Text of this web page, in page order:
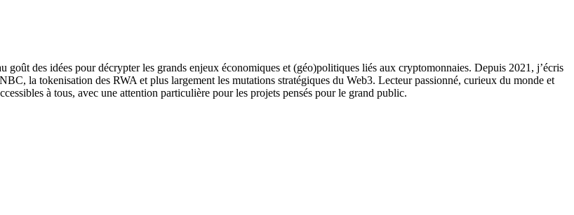
goût des idées pour décrypter les grands enjeux économiques et (géo)politiques liés aux cryptomonnaies. Depuis 2021, j’écris
la tokenisation des RWA et plus largement les mutations stratégiques du Web3. Lecteur passionné, curieux du monde et
à tous, avec une attention particulière pour les projets pensés pour le grand public.